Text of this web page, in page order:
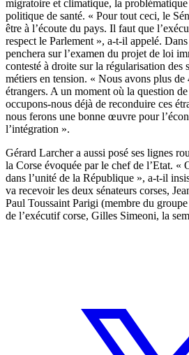
migratoire et climatique, la
politique de santé. « Pour tout ceci, le
être à l’écoute du pays. Il faut que
respect le Parlement », a-t-il appelé.
penchera sur l’examen du projet de loi
contesté à droite sur la régularisation des
métiers en tension. « Nous avons plus
étrangers. A un moment où la question
occupons-nous déjà de reconduire ces
nous ferons une bonne œuvre pour
l’intégration ».
Gérard Larcher a aussi posé ses lignes
la Corse évoquée par le chef de l’Etat. «
dans l’unité de la République », a-t-il
va recevoir les deux sénateurs corses,
Paul Toussaint Parigi (membre du
de l’exécutif corse, Gilles Simeoni, la